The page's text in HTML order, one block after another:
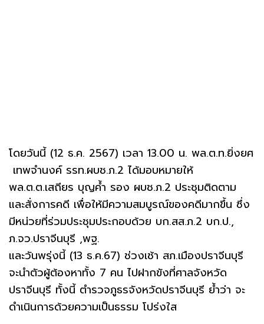
โดยวันนี้ (12 ธ.ค. 2567) เวลา 13.00 น. พล.ต.ท.ยิ่งยศ
เทพจำนงค์ รรท.ผบช.ภ.2 ได้มอบหมายให้
พล.ต.ต.เสถียร บุญค้ำ รอง ผบช.ภ.2 ประชุมติดตาม
และสั่งการคดี เพื่อให้มีความสมบูรณ์ของคดีมากขึ้น ซึ่ง
มีหน่วยที่ร่วมประชุมประกอบด้วย บก.สส.ภ.2 บก.ป.,
ภ.จว.ปราจีนบุรี ,พฐ.
และวันพรุ่งนี้ (13 ธ.ค.67) ช่วงเช้า สภ.เมืองปราจีนบุรี
จะนำตัวผู้ต้องหาทั้ง 7 คน ไปฝากขังที่ศาลจังหวัด
ปราจีนบุรี ทั้งนี้ ตำรวจภูธรจังหวัดปราจีนบุรี ย้ำว่า จะ
ดำเนินการด้วยความเป็นธรรม โปร่งใส